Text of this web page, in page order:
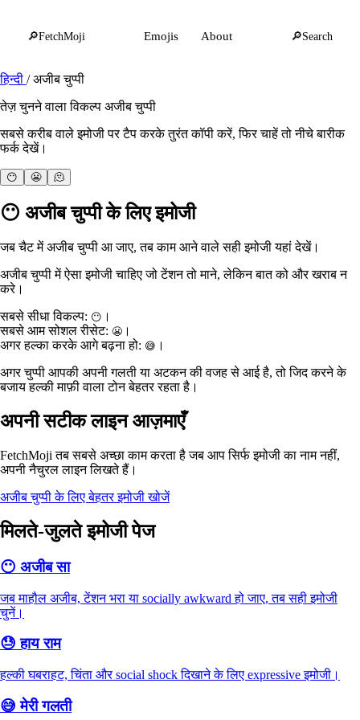
🔎FetchMoji Emojis About 🔎Search
हिन्दी / अजीब चुप्पी
तेज़ चुनने वाला विकल्प अजीब चुप्पी
सबसे करीब वाले इमोजी पर टैप करके तुरंत कॉपी करें, फिर चाहें तो नीचे बारीक
फर्क देखें।
😶 😬 🫠
😶 अजीब चुप्पी के लिए इमोजी
जब चैट में अजीब चुप्पी आ जाए, तब काम आने वाले सही इमोजी यहां देखें।
अजीब चुप्पी में ऐसा इमोजी चाहिए जो टेंशन तो माने, लेकिन बात को और खराब न
करे।
सबसे सीधा विकल्प: 😶 ।
सबसे आम सोशल रीसेट: 😬 ।
अगर हल्का करके आगे बढ़ना हो: 😅 ।
अगर चुप्पी आपकी अपनी गलती या अटकन की वजह से आई है, तो जिद करने के
बजाय हल्की माफ़ी वाला टोन बेहतर रहता है।
अपनी सटीक लाइन आज़माएँ
FetchMoji तब सबसे अच्छा काम करता है जब आप सिर्फ इमोजी का नाम नहीं,
अपनी नैचुरल लाइन लिखते हैं।
अजीब चुप्पी के लिए बेहतर इमोजी खोजें
मिलते-जुलते इमोजी पेज
😶 अजीब सा
जब माहौल अजीब, टेंशन भरा या socially awkward हो जाए, तब सही इमोजी
चुनें।
😓 हाय राम
हल्की घबराहट, चिंता और social shock दिखाने के लिए expressive इमोजी।
😅 मेरी गलती